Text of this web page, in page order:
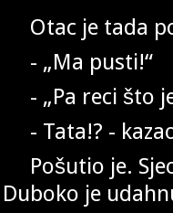
Otac je tada
- „Ma pusti!“
- „Pa reci što
- Tata!? -
Pošutio je.
Duboko je